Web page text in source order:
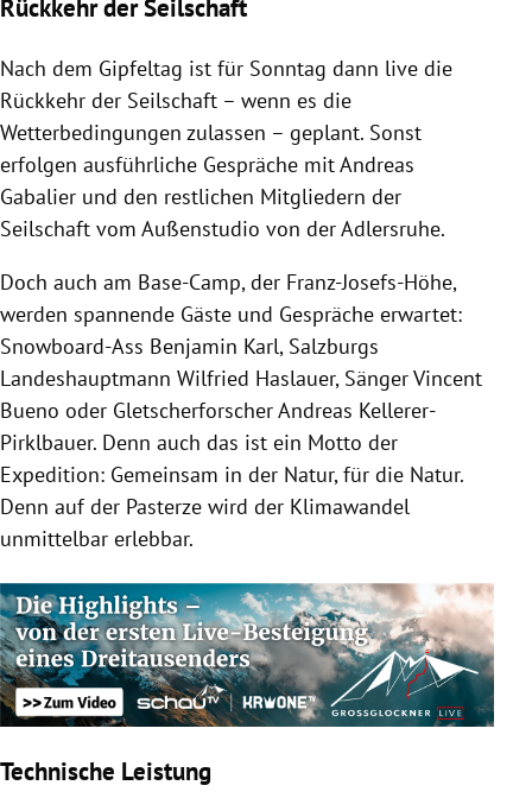
Rückkehr der Seilschaft
Nach dem Gipfeltag ist für Sonntag dann live die
Rückkehr der Seilschaft – wenn es die
Wetterbedingungen zulassen – geplant. Sonst
erfolgen ausführliche Gespräche mit Andreas
Gabalier und den restlichen Mitgliedern der
Seilschaft vom Außenstudio von der Adlersruhe.
Doch auch am Base-Camp, der Franz-Josefs-Höhe,
werden spannende Gäste und Gespräche erwartet:
Snowboard-Ass Benjamin Karl, Salzburgs
Landeshauptmann Wilfried Haslauer, Sänger Vincent
Bueno oder Gletscherforscher Andreas Kellerer-
Pirklbauer. Denn auch das ist ein Motto der
Expedition: Gemeinsam in der Natur, für die Natur.
Denn auf der Pasterze wird der Klimawandel
unmittelbar erlebbar.
Technische Leistung